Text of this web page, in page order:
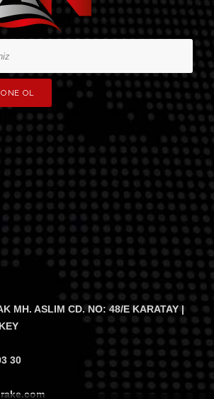
MH. ASLIM CD. NO: 48/E KARATAY |
30